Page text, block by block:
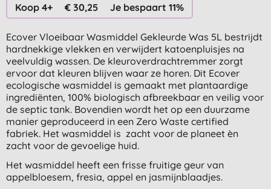
Koop 4+
€ 30,25 Je bespaart 11%
Ecover Vloeibaar Wasmiddel Gekleurde Was 5L bestrijdt
hardnekkige vlekken en verwijdert katoenpluisjes na
veelvuldig wassen. De kleuroverdrachtremmer zorgt
ervoor dat kleuren blijven waar ze horen. Dit Ecover
ecologische wasmiddel is gemaakt met plantaardige
ingrediënten, 100% biologisch afbreekbaar en veilig voor
de septic tank. Bovendien wordt het op een duurzame
manier geproduceerd in een Zero Waste certified
fabriek. Het wasmiddel is zacht voor de planeet èn
zacht voor de gevoelige huid.
Het wasmiddel heeft een frisse fruitige geur van
appelbloesem, fresia, appel en jasmijnblaadjes.